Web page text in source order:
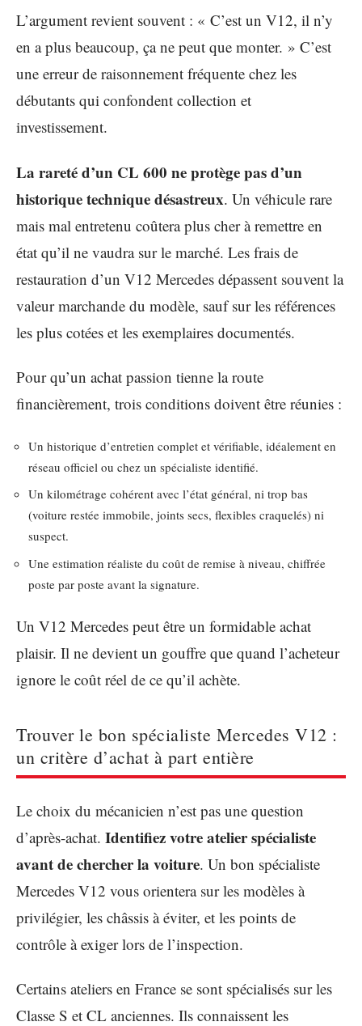
L’argument revient souvent : « C’est un V12, il n’y
en a plus beaucoup, ça ne peut que monter. » C’est
une erreur de raisonnement fréquente chez les
débutants qui confondent collection et
investissement.
La rareté d’un CL 600 ne protège pas d’un
historique technique désastreux. Un véhicule rare
mais mal entretenu coûtera plus cher à remettre en
état qu’il ne vaudra sur le marché. Les frais de
restauration d’un V12 Mercedes dépassent souvent la
valeur marchande du modèle, sauf sur les références
les plus cotées et les exemplaires documentés.
Pour qu’un achat passion tienne la route
financièrement, trois conditions doivent être réunies :
Un historique d’entretien complet et vérifiable, idéalement en
réseau officiel ou chez un spécialiste identifié.
Un kilométrage cohérent avec l’état général, ni trop bas
(voiture restée immobile, joints secs, flexibles craquelés) ni
suspect.
Une estimation réaliste du coût de remise à niveau, chiffrée
poste par poste avant la signature.
Un V12 Mercedes peut être un formidable achat
plaisir. Il ne devient un gouffre que quand l’acheteur
ignore le coût réel de ce qu’il achète.
Trouver le bon spécialiste Mercedes V12 :
un critère d’achat à part entière
Le choix du mécanicien n’est pas une question
d’après-achat. Identifiez votre atelier spécialiste
avant de chercher la voiture. Un bon spécialiste
Mercedes V12 vous orientera sur les modèles à
privilégier, les châssis à éviter, et les points de
contrôle à exiger lors de l’inspection.
Certains ateliers en France se sont spécialisés sur les
Classe S et CL anciennes. Ils connaissent les